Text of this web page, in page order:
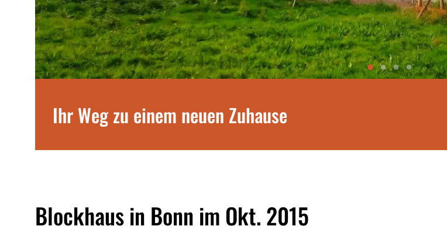
Ihr Weg zu einem neuen Zuhause
Blockhaus in Bonn im Okt. 2015